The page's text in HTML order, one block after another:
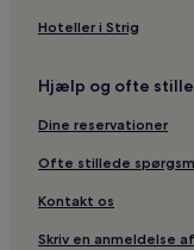
Hoteller i Strig
Hjælp og ofte
Dine reservationer
Ofte stillede
Kontakt os
Skriv en anmeldelse